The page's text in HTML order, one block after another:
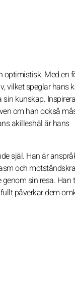
optimistisk. Med en
vilket speglar hans
kunskap.
om han också
akilleshäl är hans
själ. Han är
och
sin resa. Han
påverkar dem